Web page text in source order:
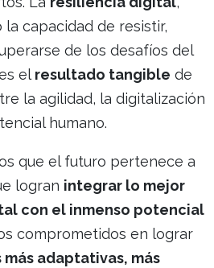
capacidad de resistir,
de los desafíos del
elresultado tangible de
la agilidad, la digitalización
humano.
que el futuro pertenece a
logran integrar lo mejor
con el inmenso potencial
comprometidos en lograr
adaptativas, más